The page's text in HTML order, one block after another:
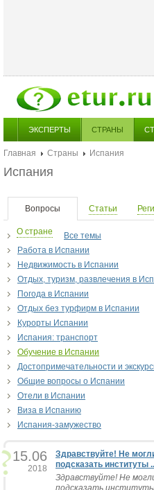
ЭКСПЕРТЫ СТРАНЫ
Главная Страны
Испания
Испания
Вопросы Статьи
О стране
Все темы
Работа в Испании
Недвижимость в Испании
Отдых, туризм, развлечения в
Погода в Испании
Отдых без турфирм в Испании
Курорты Испании
Испания: транспорт
Обучение в Испании
Достопримечательности и
Общие вопросы о Испании
Отели в Испании
Виза в Испанию
Испания-замужество
15.06
2018
Здравствуйте! Не
подсказать институты
Здравствуйте! Не
подсказать